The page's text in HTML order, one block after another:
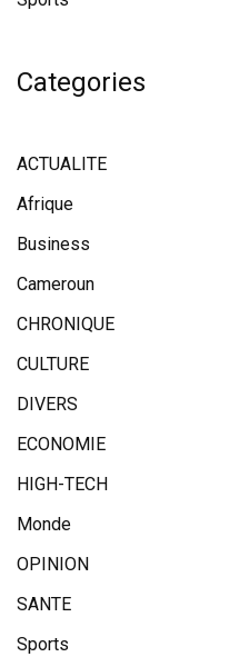
Categories
ACTUALITE
Afrique
Business
Cameroun
CHRONIQUE
CULTURE
DIVERS
ECONOMIE
HIGH-TECH
Monde
OPINION
SANTE
Sports